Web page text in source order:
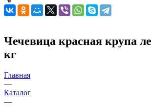
Чечевица красная крупа
кг
Главная
—
Каталог
—